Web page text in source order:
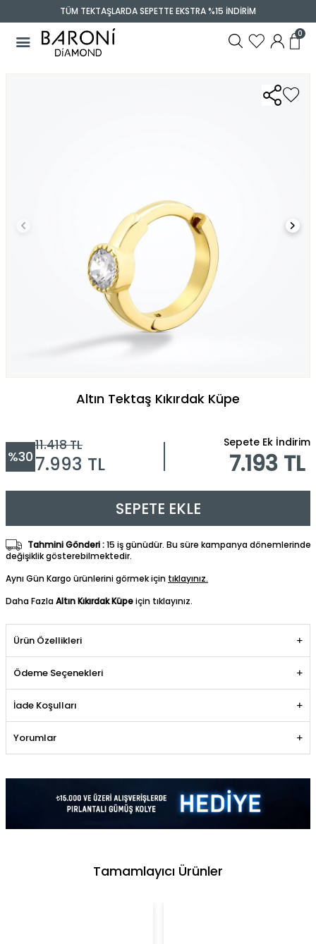
TÜM TEKTAŞLARDA SEPETTE EKSTRA %15 İNDİRİM
0
Altın Tektaş Kıkırdak Küpe
%30
11.418TL
7.993 TL
Sepete Ek İndirim
7.193 TL
SEPETE EKLE
Tahmini Gönderi :15 iş günüdür. Bu süre kampanya dönemlerinde
değişiklik gösterebilmektedir.
Aynı Gün Kargo ürünlerini görmek için tıklayınız.
Daha FazlaAltın Kıkırdak Küpeiçin tıklayınız.
Ürün Özellikleri
Ödeme Seçenekleri
İade Koşulları
Yorumlar
Tamamlayıcı Ürünler